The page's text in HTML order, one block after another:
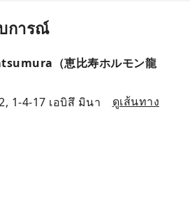
การณ์
（恵比寿ホルモン龍
1-4-17 เอบิสึ มินา
ดูเส้นทาง